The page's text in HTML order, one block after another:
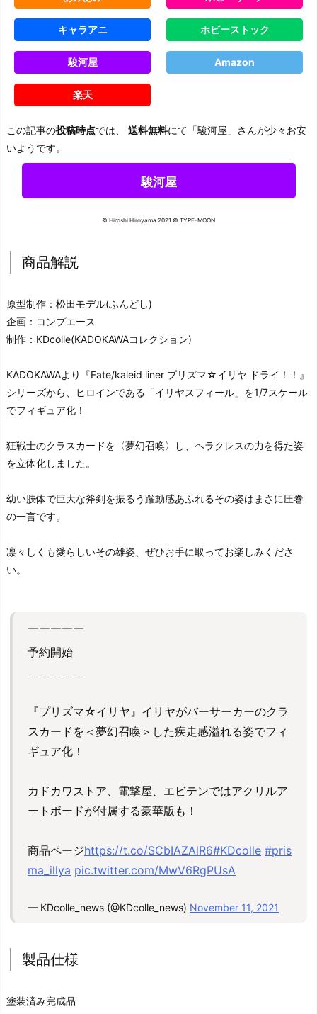
キャラアニ ホビーストック
駿河屋 Amazon
楽天
この記事の投稿時点では、 送料無料にて「駿河屋」さんが少々お安
いようです。
駿河屋
© Hiroshi Hiroyama 2021 © TYPE-MOON
商品解説
原型制作：松田モデル(ふんどし)
企画：コンプエース
制作：KDcolle(KADOKAWAコレクション)
KADOKAWAより『Fate/kaleid liner プリズマ☆イリヤ ドライ！！』
シリーズから、ヒロインである「イリヤスフィール」を1/7スケール
でフィギュア化！
狂戦士のクラスカードを〈夢幻召喚〉し、ヘラクレスの力を得た姿
を立体化しました。
幼い肢体で巨大な斧剣を振るう躍動感あふれるその姿はまさに圧巻
の一言です。
凛々しくも愛らしいその雄姿、ぜひお手に取ってお楽しみくださ
い。
￣￣￣￣￣
予約開始
『プリズマ☆イリヤ』イリヤがバーサーカーのクラ
スカードを＜夢幻召喚＞した疾走感溢れる姿でフィ
ギュア化！
カドカワストア、電撃屋、エビテンではアクリルア
ートボードが付属する豪華版も！
商品ページhttps://t.co/SCbIAZAlR6#KDcolle #pris
ma_illya pic.twitter.com/MwV6RgPUsA
— KDcolle_news (@KDcolle_news) November 11, 2021
製品仕様
塗装済み完成品